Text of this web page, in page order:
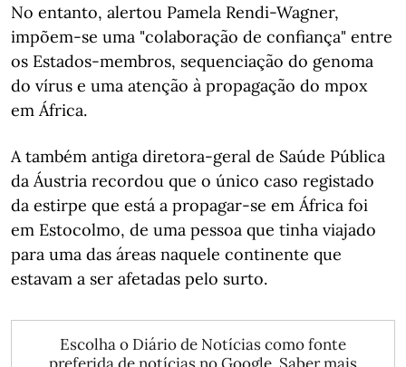
No entanto, alertou Pamela Rendi-Wagner,
impõem-se uma "colaboração de confiança" entre
os Estados-membros, sequenciação do genoma
do vírus e uma atenção à propagação do mpox
em África.
A também antiga diretora-geral de Saúde Pública
da Áustria recordou que o único caso registado
da estirpe que está a propagar-se em África foi
em Estocolmo, de uma pessoa que tinha viajado
para uma das áreas naquele continente que
estavam a ser afetadas pelo surto.
Escolha o Diário de Notícias como fonte
preferida de notícias no Google. Saber mais